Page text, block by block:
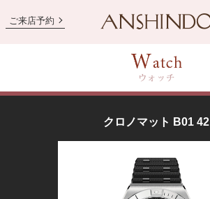
ご来店予約
クロノマット B01 42